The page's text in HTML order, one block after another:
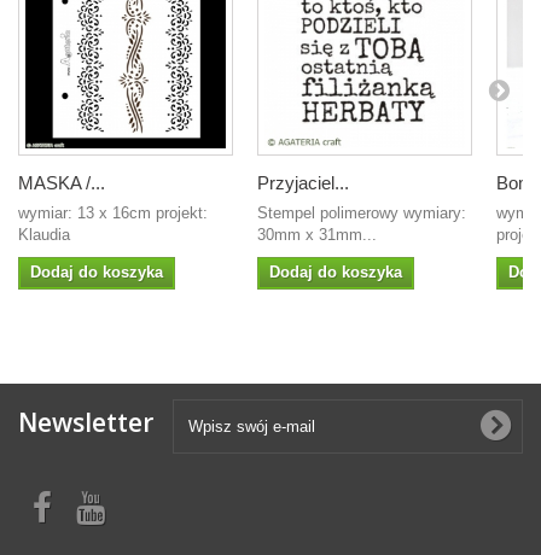
MASKA /...
wymiar: 13 x 16cm projekt:
Klaudia
Dodaj do koszyka
Przyjaciel...
Stempel polimerowy wymiary:
30mm x 31mm...
Dodaj do koszyka
Newsletter